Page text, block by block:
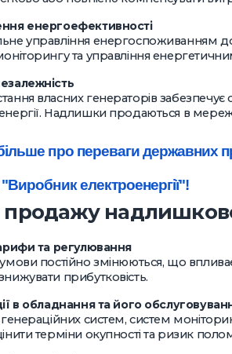
енергоефективності
управління енергоспоживанням
та управління
власних генераторів забезпечує
Надлишки продаються в
про переваги державних
електроенергії"!
та регулювання
постійно змінюються, що
прибутковість.
в обладнання та його
генераційних систем, систем
терміни окупності та ризик